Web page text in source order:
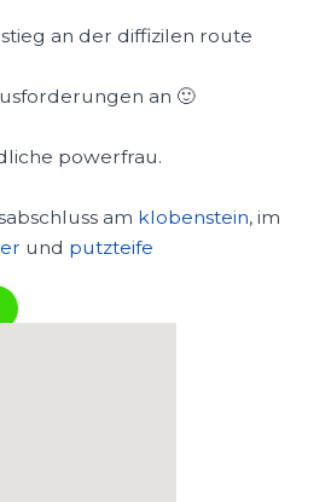
an der diffizilen route
an 🙂
powerfrau.
am klobenstein, im
und putzteife